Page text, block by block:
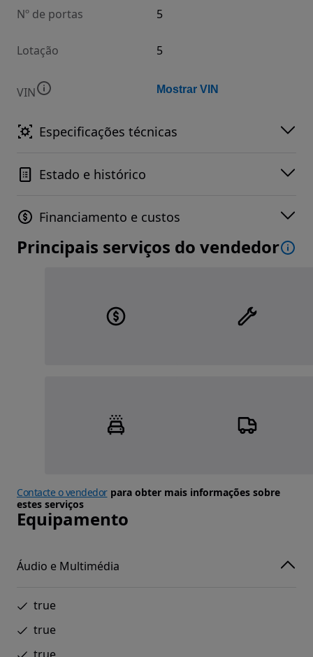
Nº de portas 5
Lotação 5
VIN Mostrar VIN
Especificações técnicas
Estado e histórico
Financiamento e custos
Principais serviços do vendedor
Contacte o vendedorpara obter mais informações sobre
estes serviços
Equipamento
Áudio e Multimédia
true
true